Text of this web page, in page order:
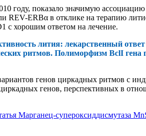
году, показало значимую
REV-ERBα в отклике на терапию
с хорошим ответом на лечение.
лития: лекарственный
ритмов. Полиморфизм BclI гена
генов циркадных ритмов с
генов, перспективных в
Марганец-супероксиддисмутаза